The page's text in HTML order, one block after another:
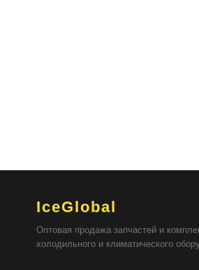
IceGlobal
Оптовая продажа запчастей и
холодильного и климатического